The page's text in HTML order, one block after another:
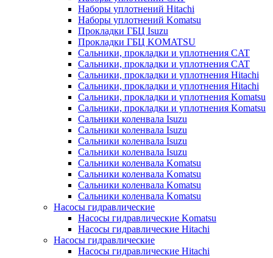
Наборы уплотнений Hitachi
Наборы уплотнений Komatsu
Прокладки ГБЦ Isuzu
Прокладки ГБЦ KOMATSU
Сальники, прокладки и уплотнения CAT
Сальники, прокладки и уплотнения CAT
Сальники, прокладки и уплотнения Hitachi
Сальники, прокладки и уплотнения Hitachi
Сальники, прокладки и уплотнения Komatsu
Сальники, прокладки и уплотнения Komatsu
Сальники коленвала Isuzu
Сальники коленвала Isuzu
Сальники коленвала Isuzu
Сальники коленвала Isuzu
Сальники коленвала Komatsu
Сальники коленвала Komatsu
Сальники коленвала Komatsu
Сальники коленвала Komatsu
Насосы гидравлические
Насосы гидравлические Komatsu
Насосы гидравлические Hitachi
Насосы гидравлические
Насосы гидравлические Hitachi